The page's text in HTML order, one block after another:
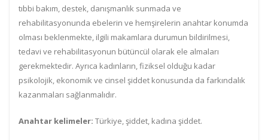
tıbbi bakım, destek, danışmanlık sunmada ve
rehabilitasyonunda ebelerin ve hemşirelerin anahtar konumda
olması beklenmekte, ilgili makamlara durumun bildirilmesi,
tedavi ve rehabilitasyonun bütüncül olarak ele almaları
gerekmektedir. Ayrıca kadınların, fiziksel olduğu kadar
psikolojik, ekonomik ve cinsel şiddet konusunda da farkındalık
kazanmaları sağlanmalıdır.
Anahtar kelimeler: Türkiye, şiddet, kadına şiddet.